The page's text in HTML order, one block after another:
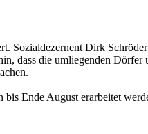
Sozialdezernent Dirk Schröder
dass die umliegenden
Ende August erarbeitet